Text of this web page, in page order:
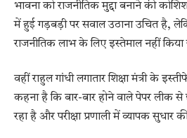
भावना को राजनीतिक मुद्दा बनाने की
में हुई गड़बड़ी पर सवाल उठाना उचित है,
राजनीतिक लाभ के लिए इस्तेमाल नहीं किया
वहीं राहुल गांधी लगातार शिक्षा मंत्री के
कहना है कि बार-बार होने वाले पेपर लीक से
रहा है और परीक्षा प्रणाली में व्यापक सुधार